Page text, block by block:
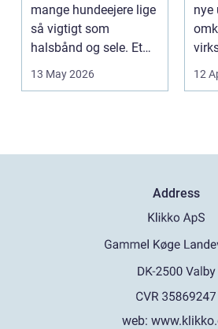
mange hundeejere lige
så vigtigt som
halsbånd og sele. Et
godt bur gi...
13 May 2026
nye
12
Address
web: